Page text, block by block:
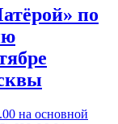
по
на основной